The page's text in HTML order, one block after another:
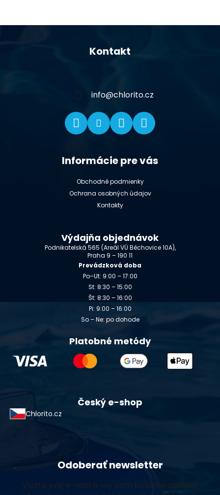
Z
Kontakt
info@chlorito.cz
Informácie pre vás
Obchodné podmienky
Ochrana osobných údajov
Kontakty
Výdajňa objednávok
Podnikatelská 565 (Areál VÚ Běchovice 10A),
Praha 9 – 190 11
Prevádzková doba
Po–Ut: 9:00 – 17:00
St: 8:30 – 15:00
Št: 8:30 – 16:00
Pi: 9:00 – 16:00
So – Ne: po dohode
Platobné metódy
Český e-shop
Chlorito.cz
Odoberať newsletter
Vložte svoj e-mail a my Vám budeme zasielať